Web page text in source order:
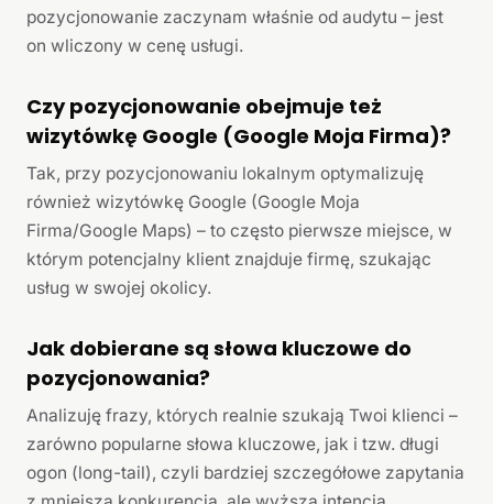
pozycjonowanie zaczynam właśnie od audytu – jest
on wliczony w cenę usługi.
Czy pozycjonowanie obejmuje też
wizytówkę Google (Google Moja Firma)?
Tak, przy pozycjonowaniu lokalnym optymalizuję
również wizytówkę Google (Google Moja
Firma/Google Maps) – to często pierwsze miejsce, w
którym potencjalny klient znajduje firmę, szukając
usług w swojej okolicy.
Jak dobierane są słowa kluczowe do
pozycjonowania?
Analizuję frazy, których realnie szukają Twoi klienci –
zarówno popularne słowa kluczowe, jak i tzw. długi
ogon (long-tail), czyli bardziej szczegółowe zapytania